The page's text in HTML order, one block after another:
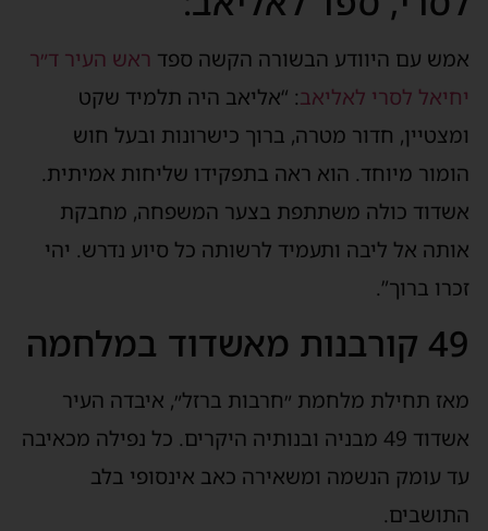
אמש עם היוודע הבשורה הקשה ספד ראש העיר ד״ר
יחיאל לסרי לאליאב: “אליאב היה תלמיד שקט
ומצטיין, חדור מטרה, ברוך כישרונות ובעל חוש
הומור מיוחד. הוא ראה בתפקידו שליחות אמיתית.
אשדוד כולה משתתפת בצער המשפחה, מחבקת
אותה אל ליבה ותעמיד לרשותה כל סיוע נדרש. יהי
זכרו ברוך”.
49 קורבנות מאשדוד במלחמה
מאז תחילת מלחמת ״חרבות ברזל״, איבדה העיר
אשדוד 49 מבניה ובנותיה היקרים. כל נפילה מכאיבה
עד עומק הנשמה ומשאירה כאב אינסופי בלב
התושבים.